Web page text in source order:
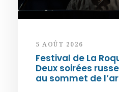
5 AOÛT 2026
Festival de La
Deux soirées
au sommet de